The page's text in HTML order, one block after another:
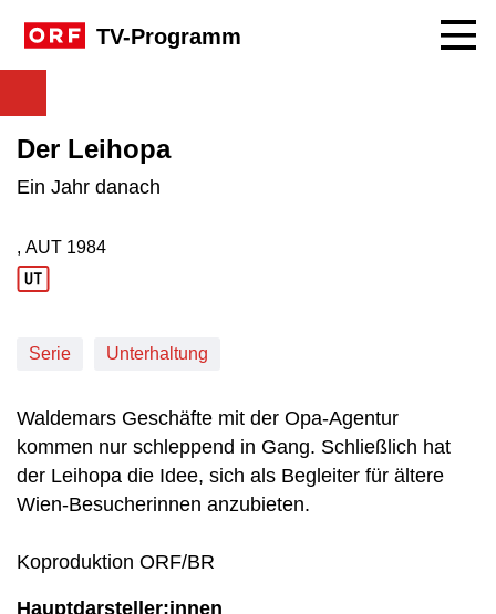
TV-Programm
Der Leihopa
Ein Jahr danach
Produktionsland: AUT
, AUT
Produktionsjahr: 1984
1984
Serie Unterhaltung
Waldemars Geschäfte mit der Opa-Agentur
kommen nur schleppend in Gang. Schließlich hat
der Leihopa die Idee, sich als Begleiter für ältere
Wien-Besucherinnen anzubieten.
Koproduktion ORF/BR
Hauptdarsteller:innen